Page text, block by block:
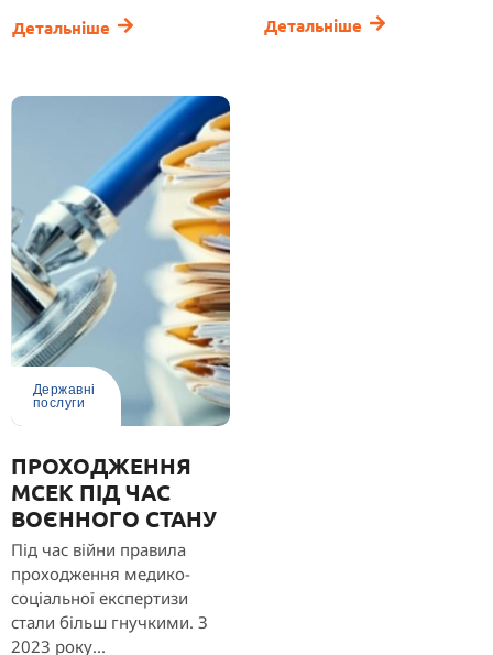
Детальніше
Детальніше
Державні
послуги
ПРОХОДЖЕННЯ
МСЕК ПІД ЧАС
ВОЄННОГО СТАНУ
Під час війни правила
проходження медико-
соціальної експертизи
стали більш гнучкими. З
2023 року...